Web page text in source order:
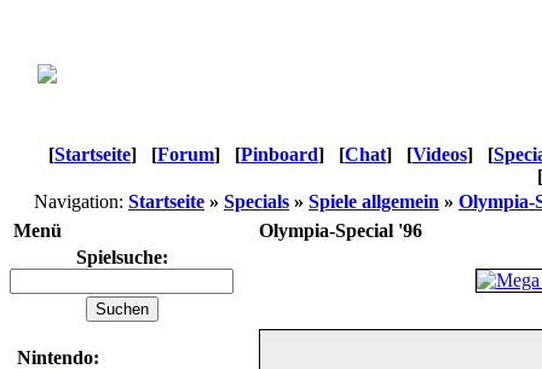
[Startseite] [Forum] [Pinboard] [Chat] [Videos] [
[
Navigation: Startseite » Specials » Spiele allgemein » Olympia-
Menü
Olympia-Special '96
Spielsuche:
Nintendo: